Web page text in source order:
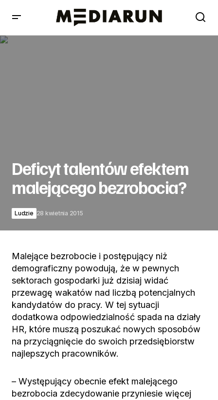
Deficyt talentów efektem
malejącego bezrobocia?
Ludzie 28 kwietnia 2015
Malejące bezrobocie i postępujący niż
demograficzny powodują, że w pewnych
sektorach gospodarki już dzisiaj widać
przewagę wakatów nad liczbą potencjalnych
kandydatów do pracy. W tej sytuacji
dodatkowa odpowiedzialność spada na działy
HR, które muszą poszukać nowych sposobów
na przyciągnięcie do swoich przedsiębiorstw
najlepszych pracowników.
– Występujący obecnie efekt malejącego
bezrobocia zdecydowanie przyniesie więcej